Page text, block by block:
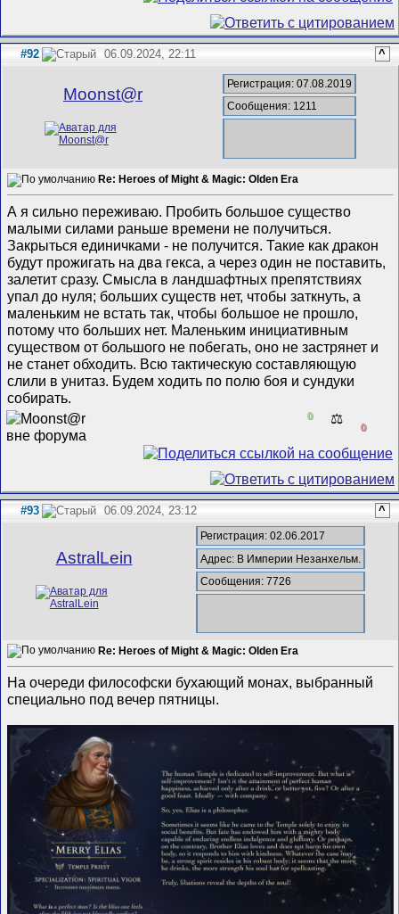
#92 06.09.2024, 22:11 ^
Mооnst@r
Регистрация: 07.08.2019
Сообщения: 1211
Re: Heroes of Might & Magic: Olden Era
А я сильно переживаю. Пробить большое существо
малыми силами раньше времени не получиться.
Закрыться единичками - не получится. Такие как дракон
будут прожигать на два гекса, а через один не поставить,
залетит сразу. Смысла в ландшафтных препятствиях
упал до нуля; больших существ нет, чтобы заткнуть, а
маленьким не встать так, чтобы большое не прошло,
потому что больших нет. Маленьким инициативным
существом от большого не побегать, оно не застрянет и
не станет обходить. Всю тактическую составляющую
слили в унитаз. Будем ходить по полю боя и сундуки
собирать.
0 ⚖️
0
#93 06.09.2024, 23:12 ^
AstralLein
Регистрация: 02.06.2017
Адрес: В Империи Незанхельм.
Сообщения: 7726
Re: Heroes of Might & Magic: Olden Era
На очереди философски бухающий монах, выбранный
специально под вечер пятницы.